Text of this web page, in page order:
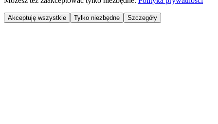
Akceptuję wszystkie Tylko niezbędne Szczegóły